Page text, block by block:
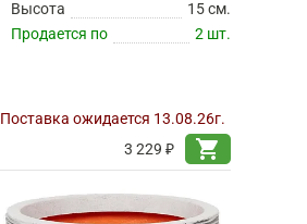
Высота
15 см.
Продается по
2 шт.
Поставка ожидается 13.08.26г.
3 229 ₽
shopping_cart